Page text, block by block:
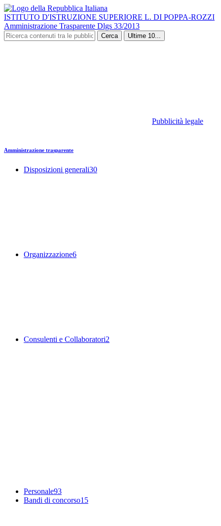
ISTITUTO D'ISTRUZIONE SUPERIORE L. DI POPPA-ROZZI
Amministrazione Trasparente Dlgs 33/2013
Cerca Ultime 10...
Pubblicità legale
Amministrazione trasparente
Disposizioni generali30
Organizzazione6
Consulenti e Collaboratori2
Personale93
Bandi di concorso15